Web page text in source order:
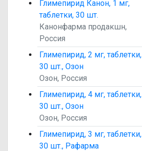
Глимепирид Канон, 1 мг,
таблетки, 30 шт.
Канонфарма продакшн,
Россия
Глимепирид, 2 мг, таблетки,
30 шт., Озон
Озон, Россия
Глимепирид, 4 мг, таблетки,
30 шт., Озон
Озон, Россия
Глимепирид, 3 мг, таблетки,
30 шт., Рафарма